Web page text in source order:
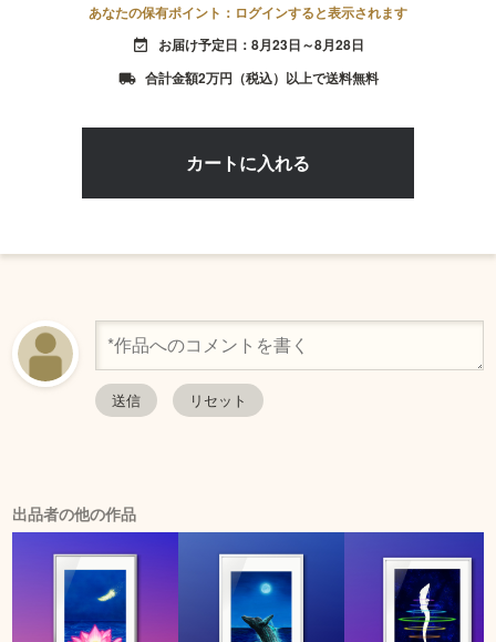
あなたの保有ポイント：ログインすると表示されます
event_available お届け予定日：8月23日～8月28日
local_shipping 合計金額2万円（税込）以上で送料無料
出品者の他の作品